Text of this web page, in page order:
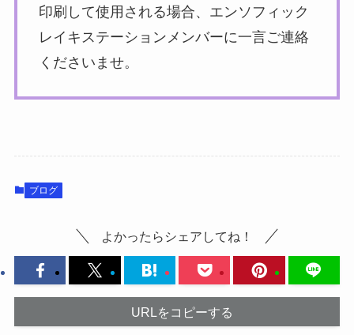
印刷して使用される場合、エンソフィック
レイキステーションメンバーに一言ご連絡
くださいませ。
ブログ
よかったらシェアしてね！
URLをコピーする